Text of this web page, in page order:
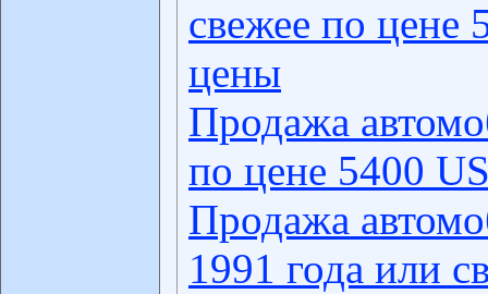
свежее по цене
цены
Продажа
по цене 5400
Продажа
1991 года или